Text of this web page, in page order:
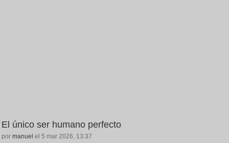
El único ser humano perfecto
por manuel el 5 mar 2026, 13:37